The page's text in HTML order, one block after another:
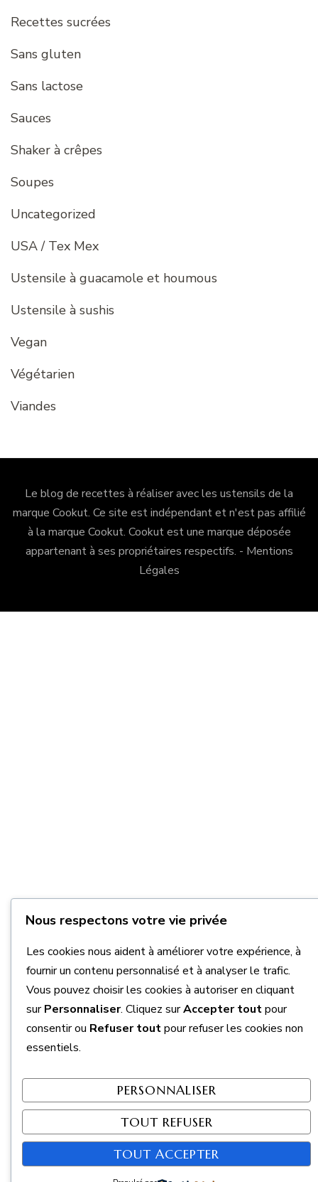
Recettes sucrées
Sans gluten
Sans lactose
Sauces
Shaker à crêpes
Soupes
Uncategorized
USA / Tex Mex
Ustensile à guacamole et houmous
Ustensile à sushis
Vegan
Végétarien
Viandes
Le blog de recettes à réaliser avec les ustensils de la
marque Cookut. Ce site est indépendant et n'est pas affilié
à la marque Cookut. Cookutest une marque déposée
appartenant à ses propriétaires respectifs. - Mentions
Légales
Nous respectons votre vie privée
Les cookies nous aident à améliorer votre expérience, à
fournir un contenu personnalisé et à analyser le trafic.
Vous pouvez choisir les cookies à autoriser en cliquant
surPersonnaliser. Cliquez surAccepter toutpour
consentir ou Refuser toutpour refuser les cookies non
essentiels.
PERSONNALISER
TOUT REFUSER
TOUT ACCEPTER